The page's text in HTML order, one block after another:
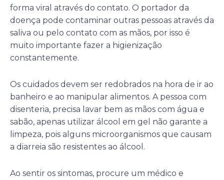
forma viral através do contato. O portador da
doença pode contaminar outras pessoas através da
saliva ou pelo contato com as mãos, por isso é
muito importante fazer a higienização
constantemente.
Os cuidados devem ser redobrados na hora de ir ao
banheiro e ao manipular alimentos. A pessoa com
disenteria, precisa lavar bem as mãos com água e
sabão, apenas utilizar álcool em gel não garante a
limpeza, pois alguns microorganismos que causam
a diarreia são resistentes ao álcool.
Ao sentir os sintomas, procure um médico e